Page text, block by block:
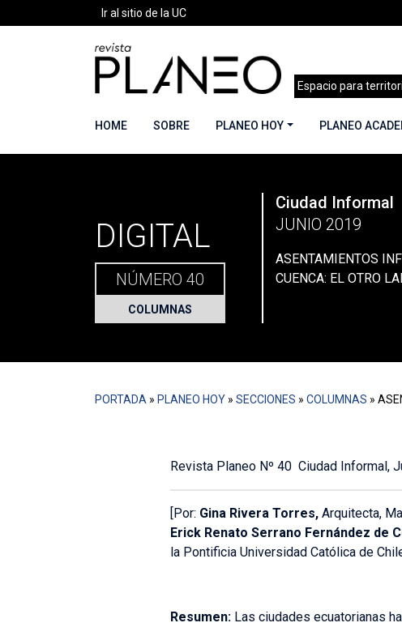
Ir al sitio de la UC
Espacio para
HOME SOBRE PLANEO HOY PLANEO
Secciones»Columnas»
DIGITAL
NÚMERO 40
COLUMNAS
Ciudad Informal
JUNIO 2019
ASENTAMIENTOS
CUENCA: EL OTRO
PORTADA » PLANEO HOY » SECCIONES » COLUMNAS »
Revista Planeo Nº 40 Ciudad Informal,
[Por: Gina Rivera Torres,Arquitecta,
Erick Renato Serrano Fernández de
la Pontificia Universidad Católica de
Resumen: Las ciudades ecuatorianas